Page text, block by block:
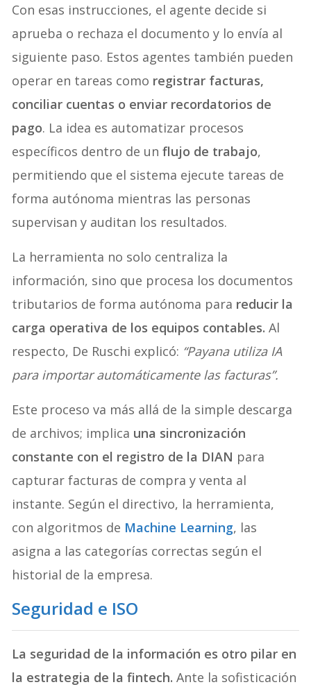
Con esas instrucciones, el agente decide si
aprueba o rechaza el documento y lo envía al
siguiente paso. Estos agentes también pueden
operar en tareas como registrar facturas,
conciliar cuentas o enviar recordatorios de
pago. La idea es automatizar procesos
específicos dentro de unflujo de trabajo,
permitiendo que el sistema ejecute tareas de
forma autónoma mientras las personas
supervisan y auditan los resultados.
La herramienta no solo centraliza la
información, sino que procesa los documentos
tributarios de forma autónoma para reducir la
carga operativa de los equipos contables.Al
respecto, De Ruschi explicó: “Payana utiliza IA
para importar automáticamente las facturas”.
Este proceso va más allá de la simple descarga
de archivos; implica una sincronización
constante con el registro de la DIAN para
capturar facturas de compra y venta al
instante. Según el directivo, la herramienta,
con algoritmos de Machine Learning, las
asigna a las categorías correctas según el
historial de la empresa.
Seguridad e ISO
La seguridad de la información es otro pilar en
la estrategia de la fintech.Ante la sofisticación